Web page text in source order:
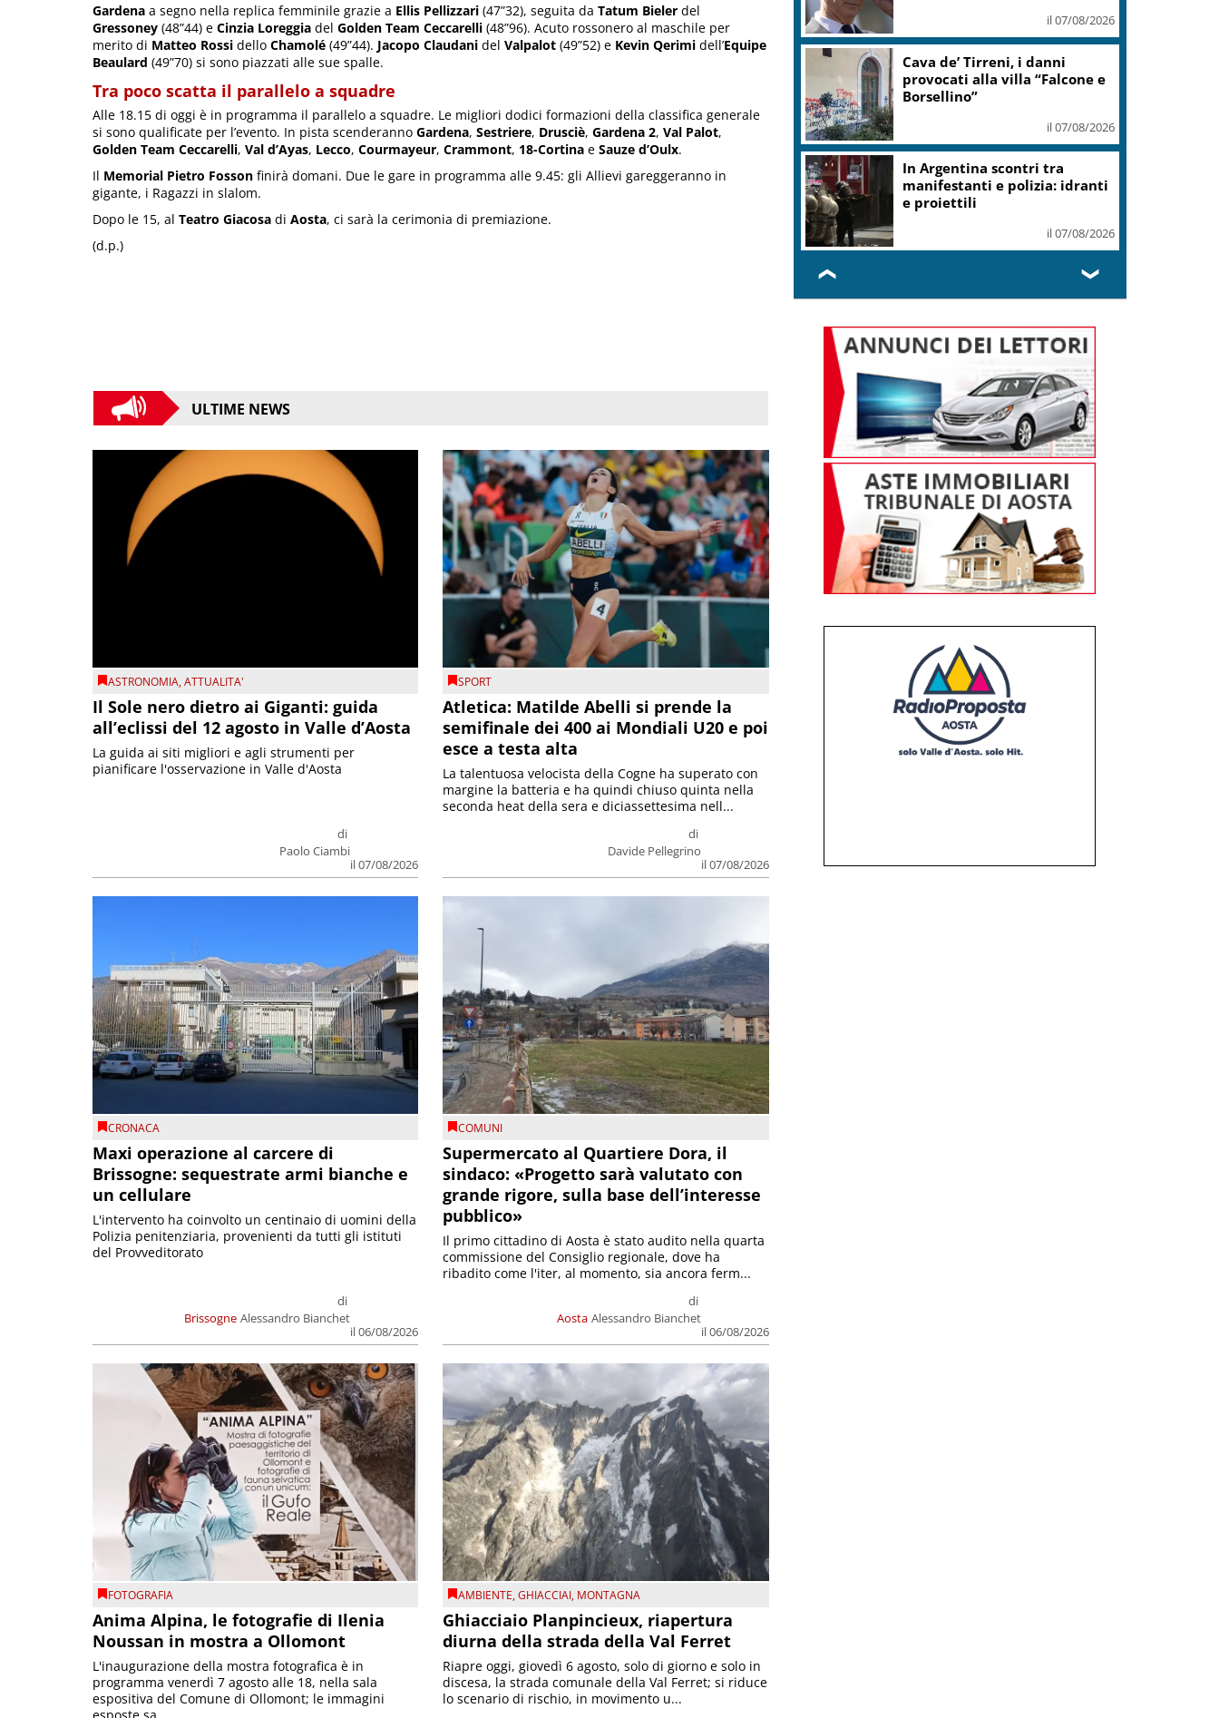
Gardena a segno nella replica femminile grazie a Ellis Pellizzari (47”32), seguita da Tatum Bieler del
Gressoney (48”44) e Cinzia Loreggia del Golden Team Ceccarelli (48”96). Acuto rossonero al maschile per
merito di Matteo Rossi dello Chamolé (49”44). Jacopo Claudani del Valpalot (49”52) e Kevin Qerimi dell’Equipe
Beaulard (49”70) si sono piazzati alle sue spalle.
Tra poco scatta il parallelo a squadre
Alle 18.15 di oggi è in programma il parallelo a squadre. Le migliori dodici formazioni della classifica generale
si sono qualificate per l’evento. In pista scenderanno Gardena, Sestriere, Drusciè, Gardena 2, Val Palot,
Golden Team Ceccarelli, Val d’Ayas, Lecco, Courmayeur, Crammont, 18-Cortina e Sauze d’Oulx.
Il Memorial Pietro Fosson finirà domani. Due le gare in programma alle 9.45: gli Allievi gareggeranno in
gigante, i Ragazzi in slalom.
Dopo le 15, al Teatro Giacosa di Aosta, ci sarà la cerimonia di premiazione.
(d.p.)
ULTIME NEWS
ASTRONOMIA,ATTUALITA'
Il Sole nero dietro ai Giganti: guida
all’eclissi del 12 agosto in Valle d’Aosta
di
Paolo Ciambi
il 07/08/2026
La guida ai siti migliori e agli strumenti per
pianificare l'osservazione in Valle d'Aosta
SPORT
Atletica: Matilde Abelli si prende la
semifinale dei 400 ai Mondiali U20 e poi
esce a testa alta
di
Davide Pellegrino
il 07/08/2026
La talentuosa velocista della Cogne ha superato con
margine la batteria e ha quindi chiuso quinta nella
seconda heat della sera e diciassettesima nell...
CRONACA
Maxi operazione al carcere di
Brissogne: sequestrate armi bianche e
un cellulare
Brissogne
di
Alessandro Bianchet
il 06/08/2026
L'intervento ha coinvolto un centinaio di uomini della
Polizia penitenziaria, provenienti da tutti gli istituti
del Provveditorato
COMUNI
Supermercato al Quartiere Dora, il
sindaco: «Progetto sarà valutato con
grande rigore, sulla base dell’interesse
pubblico»
Aosta
di
Alessandro Bianchet
il 06/08/2026
Il primo cittadino di Aosta è stato audito nella quarta
commissione del Consiglio regionale, dove ha
ribadito come l'iter, al momento, sia ancora ferm...
FOTOGRAFIA
Anima Alpina, le fotografie di Ilenia
Noussan in mostra a Ollomont
L'inaugurazione della mostra fotografica è in
programma venerdì 7 agosto alle 18, nella sala
espositiva del Comune di Ollomont; le immagini
AMBIENTE,GHIACCIAI, MONTAGNA
Ghiacciaio Planpincieux, riapertura
diurna della strada della Val Ferret
Riapre oggi, giovedì 6 agosto, solo di giorno e solo in
discesa, la strada comunale della Val Ferret; si riduce
lo scenario di rischio, in movimento u...
il 07/08/2026
Cava de’ Tirreni, i danni
provocati alla villa “Falcone e
Borsellino”
il 07/08/2026
In Argentina scontri tra
manifestanti e polizia: idranti
e proiettili
il 07/08/2026
❮ ❯